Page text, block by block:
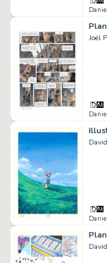
Joël